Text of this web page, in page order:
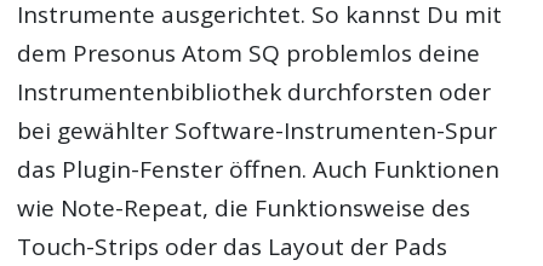
Instrumente ausgerichtet. So kannst Du mit
dem Presonus Atom SQ problemlos deine
Instrumentenbibliothek durchforsten oder
bei gewählter Software-Instrumenten-Spur
das Plugin-Fenster öffnen. Auch Funktionen
wie Note-Repeat, die Funktionsweise des
Touch-Strips oder das Layout der Pads